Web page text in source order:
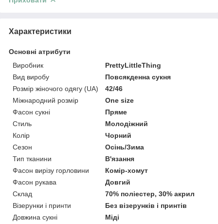
Характеристики
Основні атрибути
Виробник
PrettyLittleThing
Вид виробу
Повсякденна сукня
Розмір жіночого одягу (UA)
42/46
Міжнародний розмір
One size
Фасон сукні
Пряме
Стиль
Молодіжний
Колір
Чорний
Сезон
Осінь/Зима
Тип тканини
В'язання
Фасон вирізу горловини
Комір-хомут
Фасон рукава
Довгий
Склад
70% поліестер, 30% акрил
Візерунки і принти
Без візерунків і принтів
Довжина сукні
Міді